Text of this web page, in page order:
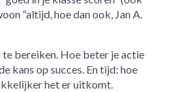
“altijd, hoe dan ook, Jan A.
bereiken. Hoe beter je actie
kans op succes. En tijd: hoe
het er uitkomt.